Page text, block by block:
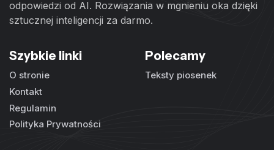
odpowiedzi od AI. Rozwiązania w mgnieniu oka dzięki
sztucznej inteligencji za darmo.
Szybkie linki
O stronie
Kontakt
Regulamin
Polityka Prywatności
Polecamy
Teksty piosenek